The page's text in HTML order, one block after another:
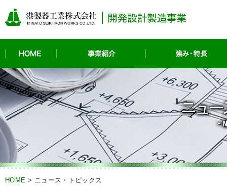
HOME > ニュース・トピックス